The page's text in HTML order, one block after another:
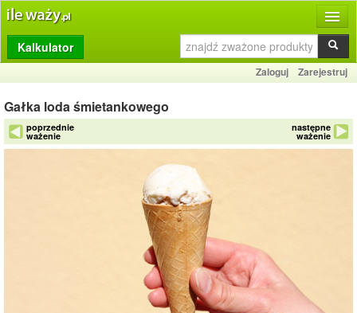
Produkty
Dziennik
Przelicznik
Porównywarka
Kalkulator
Zaloguj Zarejestruj
Gałka loda śmietankowego
poprzednie
ważenie
następne
ważenie